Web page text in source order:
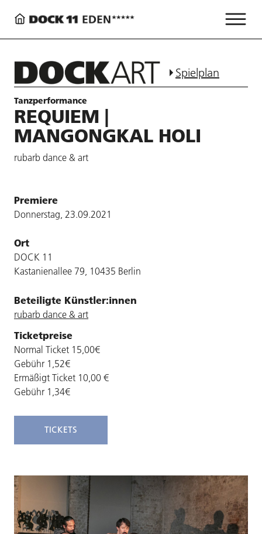
Spielplan
Tanzperformance
REQUIEM |
MANGONGKAL HOLI
rubarb dance & art
Premiere
Donnerstag, 23.09.2021
Ort
DOCK 11
Kastanienallee 79, 10435 Berlin
Beteiligte Künstler:innen
rubarb dance & art
Ticketpreise
Normal Ticket 15,00€
Gebühr 1,52€
Ermäßigt Ticket 10,00 €
Gebühr 1,34€
TICKETS